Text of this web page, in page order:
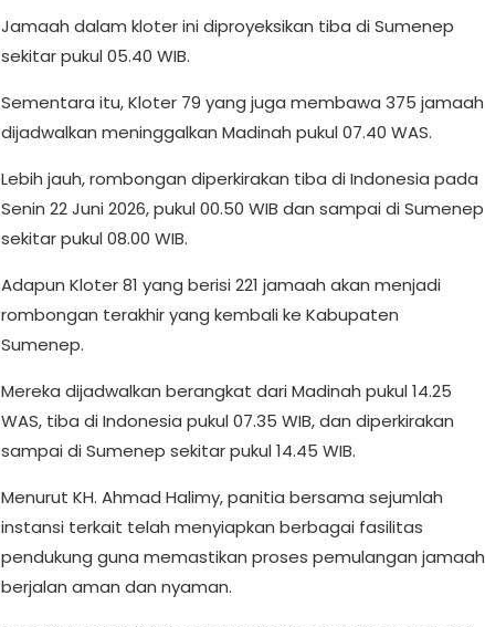
Jamaah dalam kloter ini diproyeksikan tiba di Sumenep
sekitar pukul 05.40 WIB.
Sementara itu, Kloter 79 yang juga membawa 375 jamaah
dijadwalkan meninggalkan Madinah pukul 07.40 WAS.
Lebih jauh, rombongan diperkirakan tiba di Indonesia pada
Senin 22 Juni 2026, pukul 00.50 WIB dan sampai di Sumenep
sekitar pukul 08.00 WIB.
Adapun Kloter 81 yang berisi 221 jamaah akan menjadi
rombongan terakhir yang kembali ke Kabupaten
Sumenep.
Mereka dijadwalkan berangkat dari Madinah pukul 14.25
WAS, tiba di Indonesia pukul 07.35 WIB, dan diperkirakan
sampai di Sumenep sekitar pukul 14.45 WIB.
Menurut KH. Ahmad Halimy, panitia bersama sejumlah
instansi terkait telah menyiapkan berbagai fasilitas
pendukung guna memastikan proses pemulangan jamaah
berjalan aman dan nyaman.